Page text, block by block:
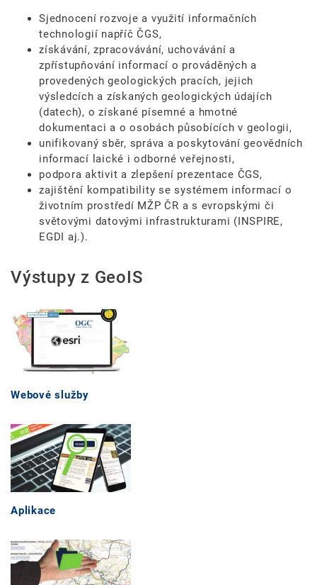
Sjednocení rozvoje a využití informačních
technologií napříč ČGS,
získávání, zpracovávání, uchovávání a
zpřístupňování informací o prováděných a
provedených geologických pracích, jejich
výsledcích a získaných geologických údajích
(datech), o získané písemné a hmotné
dokumentaci a o osobách působících v geologii,
unifikovaný sběr, správa a poskytování geovědních
informací laické i odborné veřejnosti,
podpora aktivit a zlepšení prezentace ČGS,
zajištění kompatibility se systémem informací o
životním prostředí MŽP ČR a s evropskými či
světovými datovými infrastrukturami (INSPIRE,
EGDI aj.).
Výstupy z GeoIS
Webové služby
Aplikace